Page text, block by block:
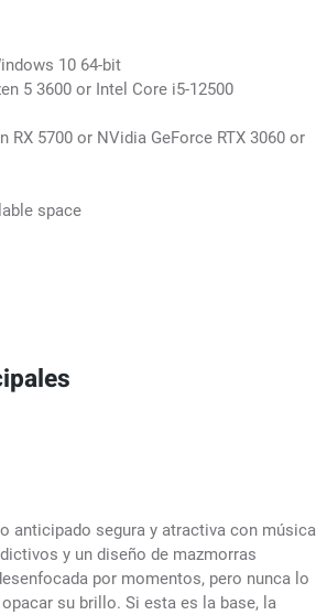
10 64-bit
5 3600 or Intel Core i5-12500
RX 5700 or NVidia GeForce RTX 3060 or
space
anticipado segura y atractiva con música
y un diseño de mazmorras
por momentos, pero nunca lo
su brillo. Si esta es la base, la